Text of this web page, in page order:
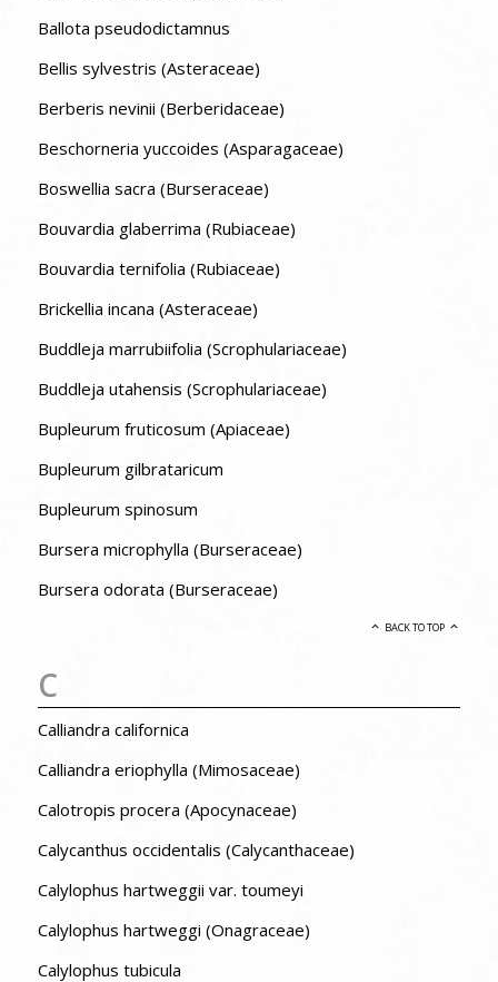
Ballota pseudodictamnus
Bellis sylvestris (Asteraceae)
Berberis nevinii (Berberidaceae)
Beschorneria yuccoides (Asparagaceae)
Boswellia sacra (Burseraceae)
Bouvardia glaberrima (Rubiaceae)
Bouvardia ternifolia (Rubiaceae)
Brickellia incana (Asteraceae)
Buddleja marrubiifolia (Scrophulariaceae)
Buddleja utahensis (Scrophulariaceae)
Bupleurum fruticosum (Apiaceae)
Bupleurum gilbrataricum
Bupleurum spinosum
Bursera microphylla (Burseraceae)
Bursera odorata (Burseraceae)
BACK TO TOP
C
Calliandra californica
Calliandra eriophylla (Mimosaceae)
Calotropis procera (Apocynaceae)
Calycanthus occidentalis (Calycanthaceae)
Calylophus hartweggii var. toumeyi
Calylophus hartweggi (Onagraceae)
Calylophus tubicula